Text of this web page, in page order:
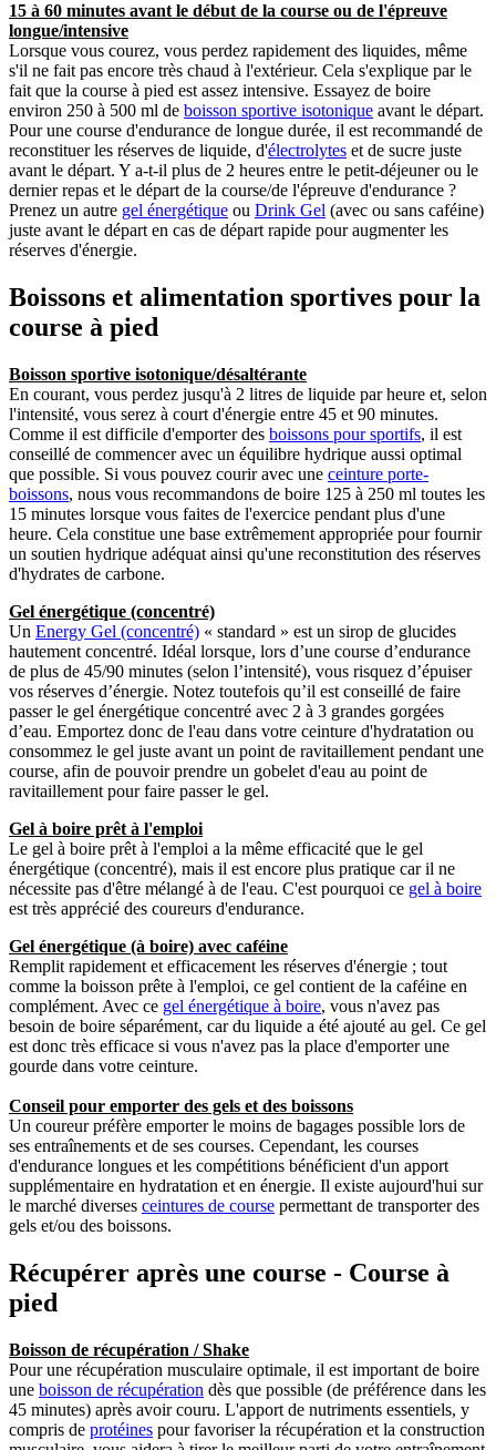
15 à 60 minutes avant le début de la course ou de l'épreuve
longue/intensive
Lorsque vous courez, vous perdez rapidement des liquides, même
s'il ne fait pas encore très chaud à l'extérieur. Cela s'explique par le
fait que la course à pied est assez intensive. Essayez de boire
environ 250 à 500 ml de boisson sportive isotonique avant le départ.
Pour une course d'endurance de longue durée, il est recommandé de
reconstituer les réserves de liquide, d'électrolytes et de sucre juste
avant le départ. Y a-t-il plus de 2 heures entre le petit-déjeuner ou le
dernier repas et le départ de la course/de l'épreuve d'endurance ?
Prenez un autre gel énergétique ou Drink Gel (avec ou sans caféine)
juste avant le départ en cas de départ rapide pour augmenter les
réserves d'énergie.
Boissons et alimentation sportives pour la
course à pied
Boisson sportive isotonique/désaltérante
En courant, vous perdez jusqu'à 2 litres de liquide par heure et, selon
l'intensité, vous serez à court d'énergie entre 45 et 90 minutes.
Comme il est difficile d'emporter des boissons pour sportifs, il est
conseillé de commencer avec un équilibre hydrique aussi optimal
que possible. Si vous pouvez courir avec une ceinture porte-
boissons, nous vous recommandons de boire 125 à 250 ml toutes les
15 minutes lorsque vous faites de l'exercice pendant plus d'une
heure. Cela constitue une base extrêmement appropriée pour fournir
un soutien hydrique adéquat ainsi qu'une reconstitution des réserves
d'hydrates de carbone.
Gel énergétique (concentré)
Un Energy Gel (concentré) « standard » est un sirop de glucides
hautement concentré. Idéal lorsque, lors d’une course d’endurance
de plus de 45/90 minutes (selon l’intensité), vous risquez d’épuiser
vos réserves d’énergie. Notez toutefois qu’il est conseillé de faire
passer le gel énergétique concentré avec 2 à 3 grandes gorgées
d’eau. Emportez donc de l'eau dans votre ceinture d'hydratation ou
consommez le gel juste avant un point de ravitaillement pendant une
course, afin de pouvoir prendre un gobelet d'eau au point de
ravitaillement pour faire passer le gel.
Gel à boire prêt à l'emploi
Le gel à boire prêt à l'emploi a la même efficacité que le gel
énergétique (concentré), mais il est encore plus pratique car il ne
nécessite pas d'être mélangé à de l'eau. C'est pourquoi ce gel à boire
est très apprécié des coureurs d'endurance.
Gel énergétique (à boire) avec caféine
Remplit rapidement et efficacement les réserves d'énergie ; tout
comme la boisson prête à l'emploi, ce gel contient de la caféine en
complément. Avec ce gel énergétique à boire, vous n'avez pas
besoin de boire séparément, car du liquide a été ajouté au gel. Ce gel
est donc très efficace si vous n'avez pas la place d'emporter une
gourde dans votre ceinture.
Conseil pour emporter des gels et des boissons
Un coureur préfère emporter le moins de bagages possible lors de
ses entraînements et de ses courses. Cependant, les courses
d'endurance longues et les compétitions bénéficient d'un apport
supplémentaire en hydratation et en énergie. Il existe aujourd'hui sur
le marché diverses ceintures de course permettant de transporter des
gels et/ou des boissons.
Récupérer après une course - Course à
pied
Boisson de récupération / Shake
Pour une récupération musculaire optimale, il est important de boire
une boisson de récupération dès que possible (de préférence dans les
45 minutes) après avoir couru. L'apport de nutriments essentiels, y
compris de protéines pour favoriser la récupération et la construction